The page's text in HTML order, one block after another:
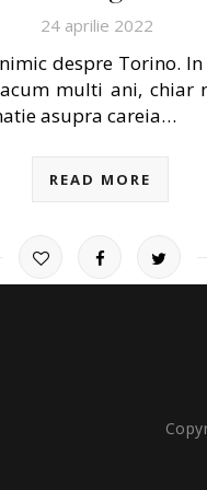
24 aprilie 2022
despre Torino.
multi ani, chiar
asupra careia…
READ MORE